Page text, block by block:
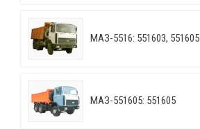
МАЗ-5516: 551603, 551605
МАЗ-551605: 551605